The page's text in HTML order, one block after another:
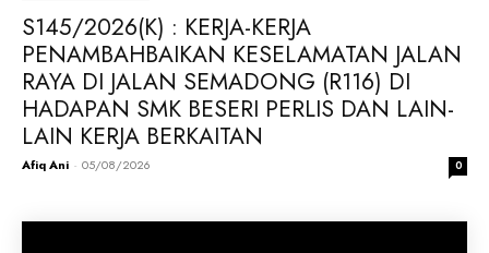
S145/2026(K) : KERJA-KERJA
PENAMBAHBAIKAN KESELAMATAN JALAN
RAYA DI JALAN SEMADONG (R116) DI
HADAPAN SMK BESERI PERLIS DAN LAIN-
LAIN KERJA BERKAITAN
Afiq Ani - 05/08/2026 0